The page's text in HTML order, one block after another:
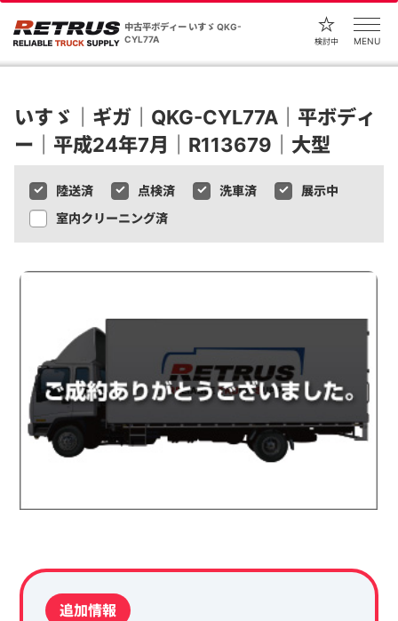
中古平ボディー いすゞ QKG-
CYL77A
検討中 MENU
いすゞ｜ギガ｜QKG-CYL77A｜平ボディ
ー｜平成24年7月｜R113679｜大型
陸送済 点検済 洗車済
展示中
室内クリーニング済
追加情報